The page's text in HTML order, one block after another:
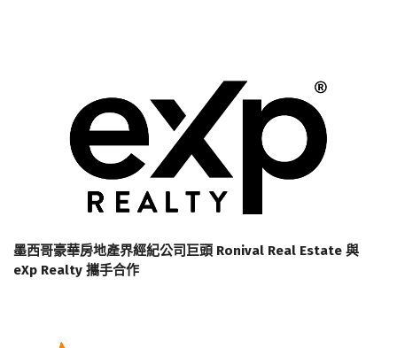
墨西哥豪華房地產界經紀公司巨頭 Ronival Real Estate 與
eXp Realty 攜手合作